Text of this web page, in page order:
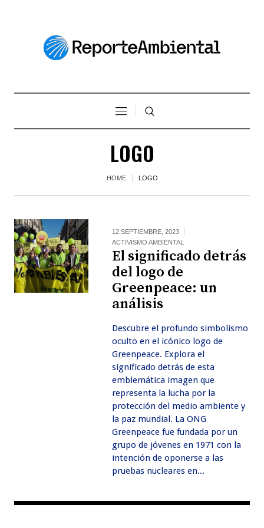
LOGO
HOME LOGO
12 SEPTIEMBRE, 2023
ACTIVISMO AMBIENTAL
El significado detrás
del logo de
Greenpeace: un
análisis
Descubre el profundo simbolismo
oculto en el icónico logo de
Greenpeace. Explora el
significado detrás de esta
emblemática imagen que
representa la lucha por la
protección del medio ambiente y
la paz mundial. La ONG
Greenpeace fue fundada por un
grupo de jóvenes en 1971 con la
intención de oponerse a las
pruebas nucleares en...